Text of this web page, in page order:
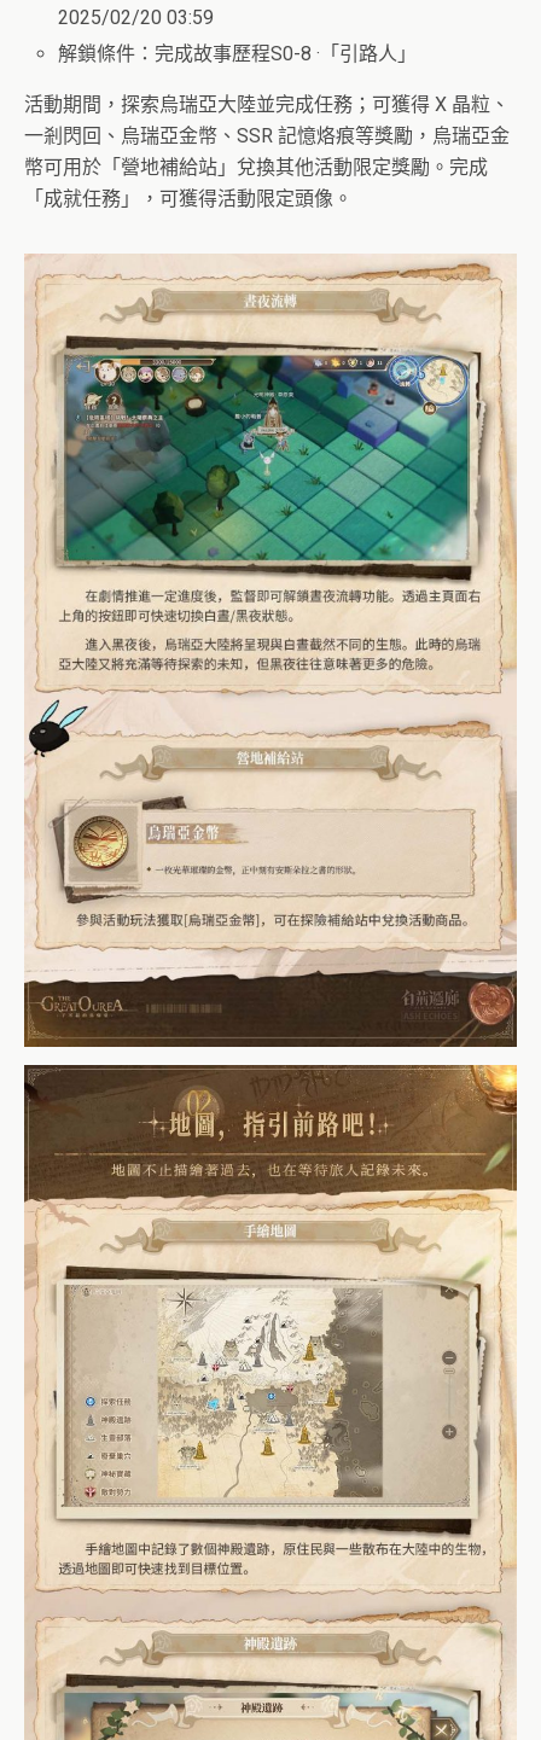
2025/02/20 03:59
解鎖條件：完成故事歷程S0-8 ·「引路人」
活動期間，探索烏瑞亞大陸並完成任務；可獲得 X 晶粒、
一剎閃回、烏瑞亞金幣、SSR 記憶烙痕等獎勵，烏瑞亞金
幣可用於「營地補給站」兌換其他活動限定獎勵。完成
「成就任務」，可獲得活動限定頭像。